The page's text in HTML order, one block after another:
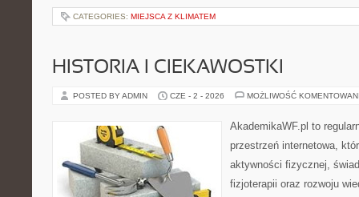
CATEGORIES: MIEJSCA Z KLIMATEM
HISTORIA I CIEKAWOSTKI
POSTED BY ADMIN CZE - 2 - 2026 MOŻLIWOŚĆ
AkademikaWF.pl to
przestrzeń internetowa,
aktywności fizycznej,
fizjoterapii oraz rozwoju